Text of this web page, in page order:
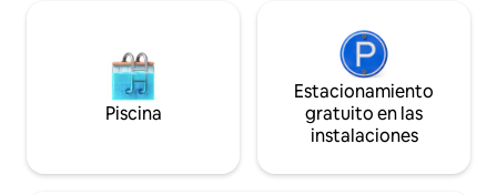
Piscina
Estacionamiento
gratuito en las
instalaciones